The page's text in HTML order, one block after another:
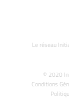
Le réseau
© 2020
Conditions